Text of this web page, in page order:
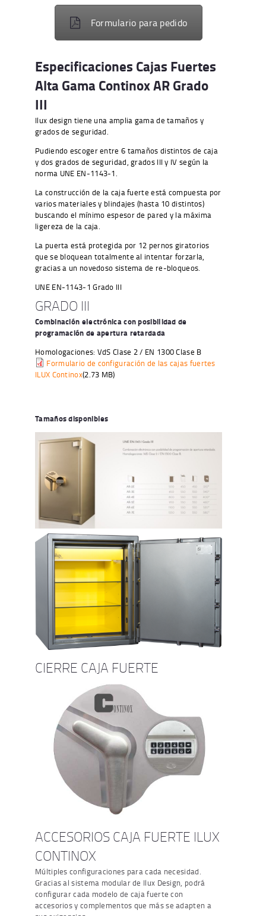
Formulario para pedido
Especificaciones Cajas Fuertes
Alta Gama Continox AR Grado
III
Ilux design tiene una amplia gama de tamaños y
grados de seguridad.
Pudiendo escoger entre 6 tamaños distintos de caja
y dos grados de seguridad, grados III y IV según la
norma UNE EN-1143-1.
La construcción de la caja fuerte está compuesta por
varios materiales y blindajes (hasta 10 distintos)
buscando el mínimo espesor de pared y la máxima
ligereza de la caja.
La puerta está protegida por 12 pernos giratorios
que se bloquean totalmente al intentar forzarla,
gracias a un novedoso sistema de re-bloqueos.
UNE EN-1143-1 Grado III
GRADO III
Combinación electrónica con posibilidad de
programación de apertura retardada
Homologaciones: VdS Clase 2 / EN 1300 Clase B
Formulario de configuración de las cajas fuertes
ILUX Continox(2.73 MB)
Tamaños disponibles
CIERRE CAJA FUERTE
ACCESORIOS CAJA FUERTE ILUX
CONTINOX
Múltiples configuraciones para cada necesidad.
Gracias al sistema modular de Ilux Design, podrá
configurar cada modelo de caja fuerte con
accesorios y complementos que más se adapten a